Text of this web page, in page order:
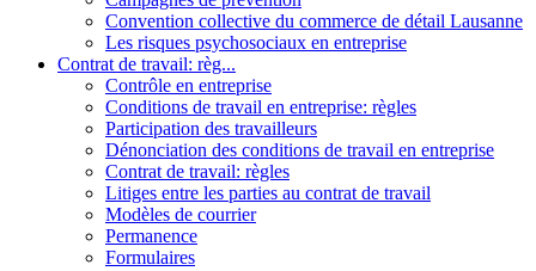
Convention collective du commerce de détail Lausanne
Les risques psychosociaux en entreprise
Contrat de travail: règ...
Contrôle en entreprise
Conditions de travail en entreprise: règles
Participation des travailleurs
Dénonciation des conditions de travail en entreprise
Contrat de travail: règles
Litiges entre les parties au contrat de travail
Modèles de courrier
Permanence
Formulaires